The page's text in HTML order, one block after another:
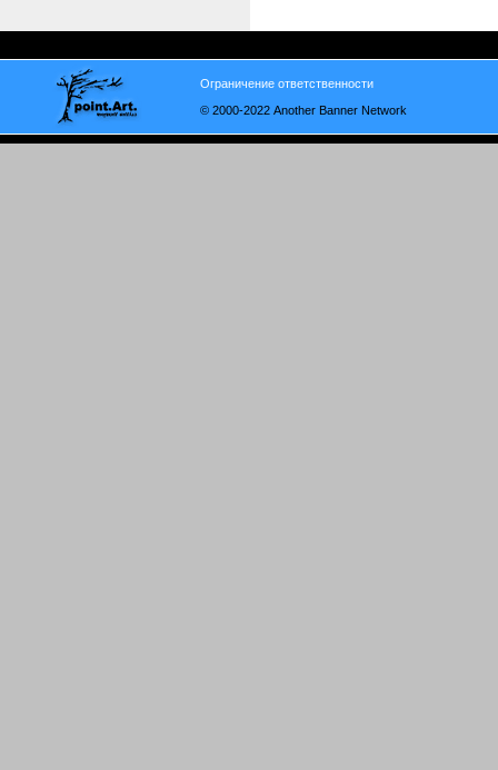
Ограничение ответственности
© 2000-2022 Another Banner Network